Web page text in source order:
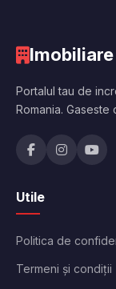
Portalul tau de
Romania. Gaseste
Utile
Politica de
Termeni și condiții